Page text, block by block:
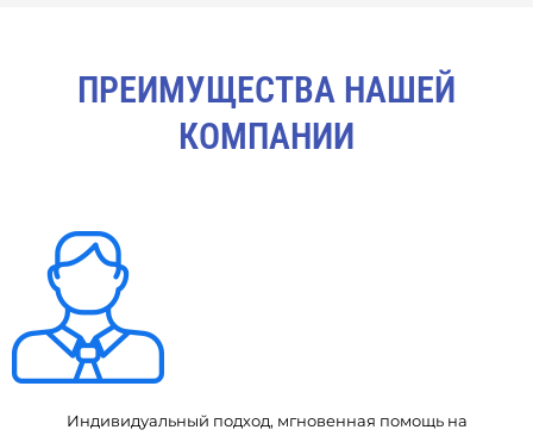
ПРЕИМУЩЕСТВА НАШЕЙ
КОМПАНИИ
Индивидуальный подход, мгновенная помощь на